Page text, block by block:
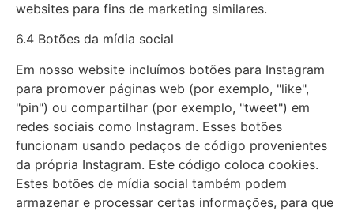
websites para fins de marketing similares.
6.4 Botões da mídia social
Em nosso website incluímos botões para Instagram
para promover páginas web (por exemplo, "like",
"pin") ou compartilhar (por exemplo, "tweet") em
redes sociais como Instagram. Esses botões
funcionam usando pedaços de código provenientes
da própria Instagram. Este código coloca cookies.
Estes botões de mídia social também podem
armazenar e processar certas informações, para que